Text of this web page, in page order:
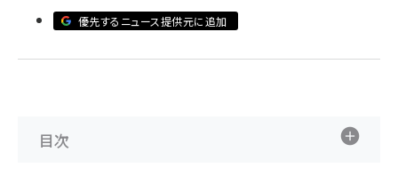
優先するニュース提供元に追加
目次